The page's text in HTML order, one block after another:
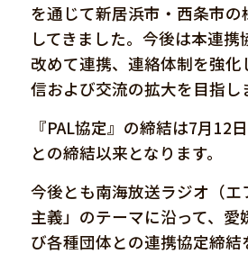
を通じて新居浜市・西条市
してきました。今後は本連携
改めて連携、連絡体制を強
信および交流の拡大を目指し
『PAL協定』の締結は7月12
との締結以来となります。
今後とも南海放送ラジオ（
主義」のテーマに沿って、愛
び各種団体との連携協定締